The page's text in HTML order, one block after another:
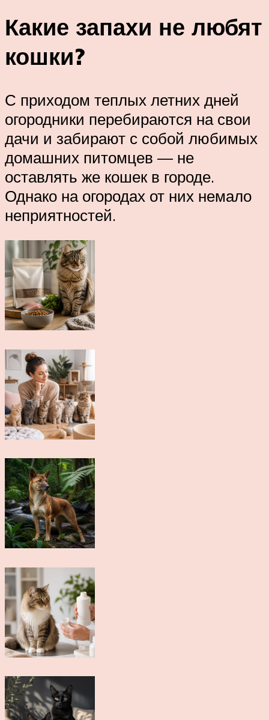
Какие запахи не любят
кошки?
С приходом теплых летних дней
огородники перебираются на свои
дачи и забирают с собой любимых
домашних питомцев — не
оставлять же кошек в городе.
Однако на огородах от них немало
неприятностей.